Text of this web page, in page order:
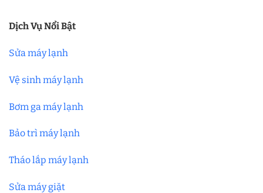
Dịch Vụ Nổi Bật
Sửa máy lạnh
Vệ sinh máy lạnh
Bơm ga máy lạnh
Bảo trì máy lạnh
Tháo lắp máy lạnh
Sửa máy giặt